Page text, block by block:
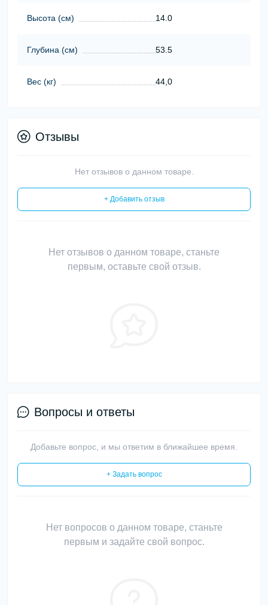
Высота (см) 14.0
Глубина (см) 53.5
Вес (кг) 44,0
Отзывы
Нет отзывов о данном товаре.
+ Добавить отзыв
Нет отзывов о данном товаре, станьте
первым, оставьте свой отзыв.
Вопросы и ответы
Добавьте вопрос, и мы ответим в ближайшее время.
+ Задать вопрос
Нет вопросов о данном товаре, станьте
первым и задайте свой вопрос.